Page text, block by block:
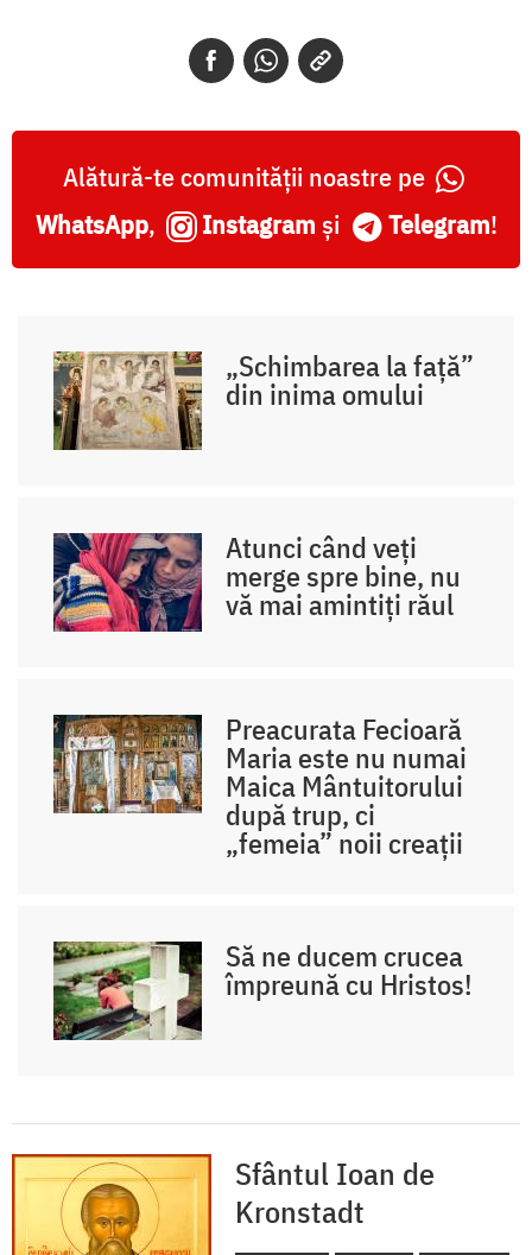
Alătură-te comunității noastre pe
WhatsApp, Instagram și Telegram!
„Schimbarea la față”
din inima omului
Atunci când veți
merge spre bine, nu
vă mai amintiți răul
Preacurata Fecioară
Maria este nu numai
Maica Mântuitorului
după trup, ci
„femeia” noii creații
Să ne ducem crucea
împreună cu Hristos!
Sfântul Ioan de
Kronstadt